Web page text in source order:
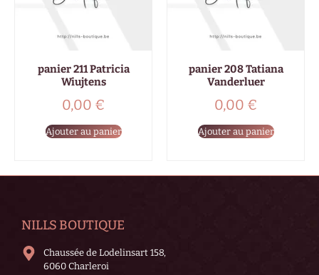
panier 211 Patricia
Wiujtens
0,00 €
Ajouter au panier
panier 208 Tatiana
Vanderluer
0,00 €
Ajouter au panier
NILLS BOUTIQUE
Chaussée de Lodelinsart 158,
6060 Charleroi